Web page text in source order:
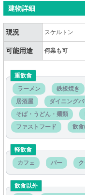
建物詳細
現況 スケルトン
可能用途 何業も可
重飲食
ラーメン
鉄板焼き
居酒屋
ダイニング
そば・うどん・麺類
ファストフード
飲
軽飲食
カフェ
バー
飲食以外